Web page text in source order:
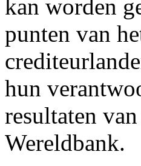
kan worden
punten van
hun
resultaten
Wereldbank.